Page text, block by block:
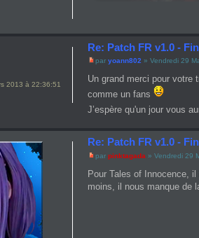
Re: Patch FR v1.0 -
paryoann802 » Vendredi 29
Un grand merci pour votre
comme un fans
J’espère qu'un jour vous
2013 à 22:36:51
Re: Patch FR v1.0 -
parpinktagada » Vendredi 29
Pour Tales of Innocence,
moins, il nous manque de